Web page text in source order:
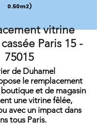
0.50m2)
vitrine
Paris 15 -
75015
de Duhamel
le remplacement
et de magasin
une vitrine fêlée,
avec un impact dans
tous Paris.